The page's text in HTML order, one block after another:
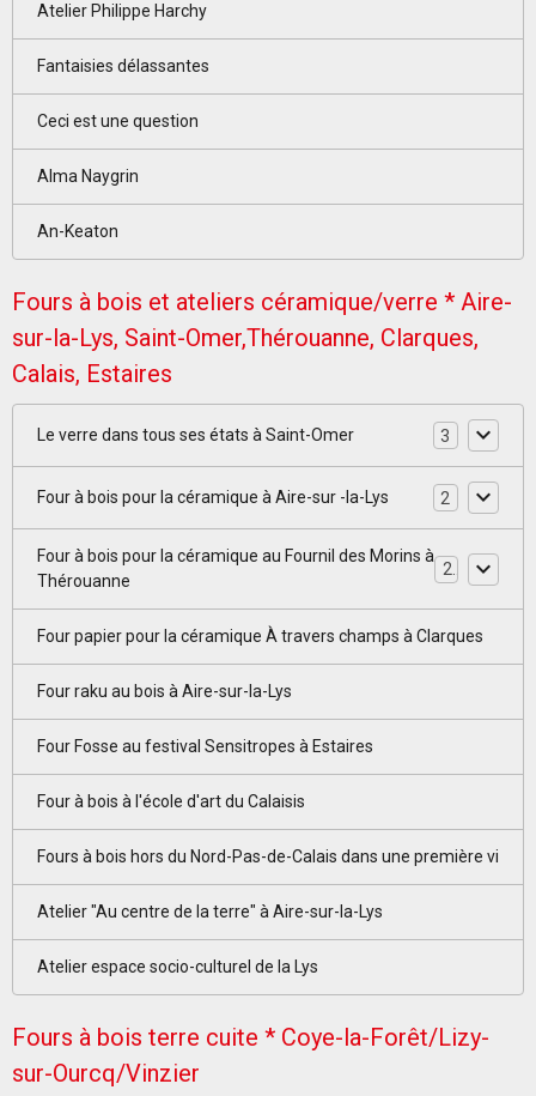
Atelier Philippe Harchy
Fantaisies délassantes
Ceci est une question
Alma Naygrin
An-Keaton
Fours à bois et ateliers céramique/verre * Aire-
sur-la-Lys, Saint-Omer,Thérouanne, Clarques,
Calais, Estaires
Le verre dans tous ses états à Saint-Omer 3
Four à bois pour la céramique à Aire-sur -la-Lys 2
Four à bois pour la céramique au Fournil des Morins à
Thérouanne
2
Four papier pour la céramique À travers champs à Clarques
Four raku au bois à Aire-sur-la-Lys
Four Fosse au festival Sensitropes à Estaires
Four à bois à l'école d'art du Calaisis
Fours à bois hors du Nord-Pas-de-Calais dans une première vi
Atelier "Au centre de la terre" à Aire-sur-la-Lys
Atelier espace socio-culturel de la Lys
Fours à bois terre cuite * Coye-la-Forêt/Lizy-
sur-Ourcq/Vinzier